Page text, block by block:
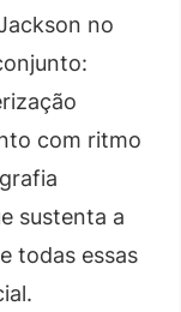
no
com ritmo
sustenta a
todas essas